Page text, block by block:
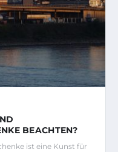
BEACHTEN?
ist eine Kunst für